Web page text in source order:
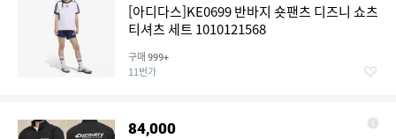
[아디다스]KE0699 반바지 숏팬츠 디즈니 쇼츠
티셔츠 세트 1010121568
구매 999+
11번가
84,000